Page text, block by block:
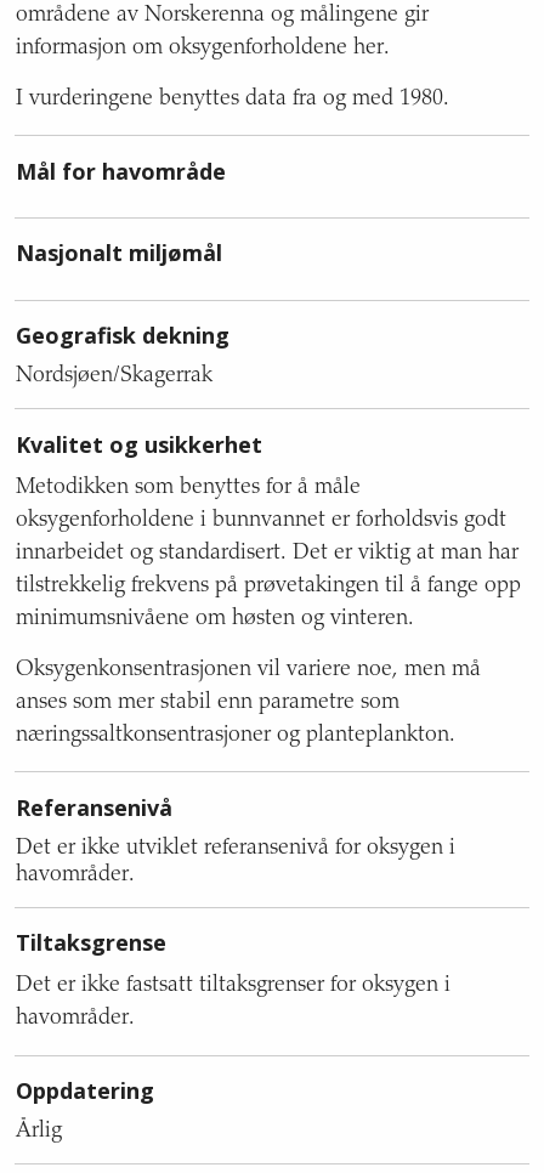
grunnlaget
også
rapporteres
til.
områdene av Norskerenna og målingene gir
informasjon om oksygenforholdene her.
I vurderingene benyttes data fra og med 1980.
Mål for havområde
Nasjonalt miljømål
Geografisk dekning
Nordsjøen/Skagerrak
Kvalitet og usikkerhet
Metodikken som benyttes for å måle
oksygenforholdene i bunnvannet er forholdsvis godt
innarbeidet og standardisert. Det er viktig at man har
tilstrekkelig frekvens på prøvetakingen til å fange opp
minimumsnivåene om høsten og vinteren.
Oksygenkonsentrasjonen vil variere noe, men må
anses som mer stabil enn parametre som
næringssaltkonsentrasjoner og planteplankton.
Referansenivå
Det er ikke utviklet referansenivå for oksygen i
havområder.
Tiltaksgrense
Det er ikke fastsatt tiltaksgrenser for oksygen i
havområder.
Oppdatering
Årlig